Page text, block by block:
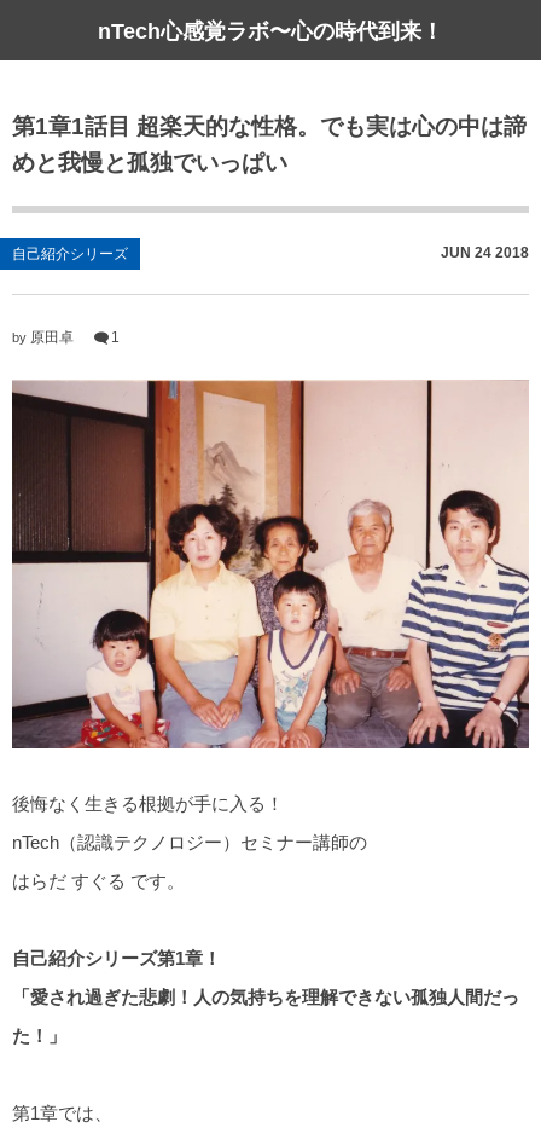
nTech心感覚ラボ〜心の時代到来！
第1章1話目 超楽天的な性格。でも実は心の中は諦
めと我慢と孤独でいっぱい
自己紹介シリーズ JUN 24 2018
by 原田卓 1
後悔なく生きる根拠が手に入る！
nTech（認識テクノロジー）セミナー講師の
はらだ すぐる です。
自己紹介シリーズ第1章！
「愛され過ぎた悲劇！人の気持ちを理解できない孤独人間だっ
た！」
第1章では、